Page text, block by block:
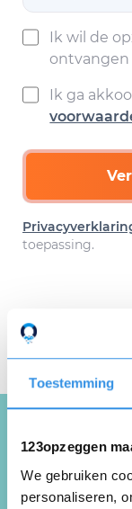
Toestemming
123opzeggen
We gebruiken
personaliseren,
Ik wil de
ontvangen
Ik ga
toepassing.
Schrijf
Danish